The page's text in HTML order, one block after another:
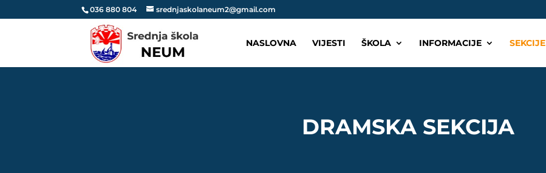
036 880 804 srednjaskolaneum2@gmail.com
NASLOVNA VIJESTI ŠKOLA INFORMACIJE SEKCIJE
DRAMSKA SEKCIJA